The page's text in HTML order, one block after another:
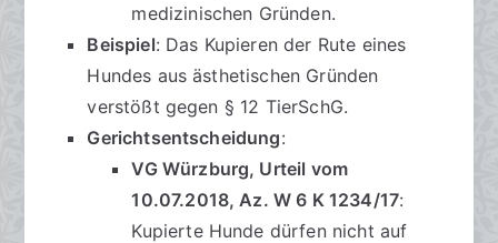
medizinischen Gründen.
Beispiel: Das Kupieren der Rute eines
Hundes aus ästhetischen Gründen
verstößt gegen § 12 TierSchG.
Gerichtsentscheidung:
VG Würzburg, Urteil vom
10.07.2018, Az. W 6 K 1234/17:
Kupierte Hunde dürfen nicht auf